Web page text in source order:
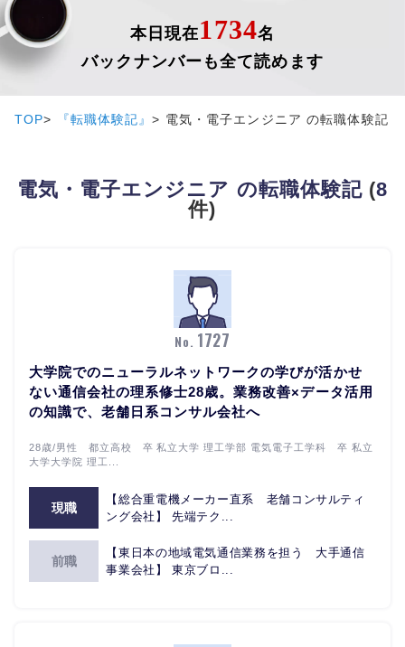
本日現在1734名
バックナンバーも全て読めます
TOP 『転職体験記』 電気・電子エンジニア の転職体験記
電気・電子エンジニア の転職体験記 (8
件)
No. 1727
大学院でのニューラルネットワークの学びが活かせ
ない通信会社の理系修士28歳。業務改善×データ活用
の知識で、老舗日系コンサル会社へ
28歳/男性 都立高校 卒 私立大学 理工学部 電気電子工学科 卒 私立
大学大学院 理工...
現職
【総合重電機メーカー直系 老舗コンサルティ
ング会社】 先端テク...
前職
【東日本の地域電気通信業務を担う 大手通信
事業会社】 東京ブロ...